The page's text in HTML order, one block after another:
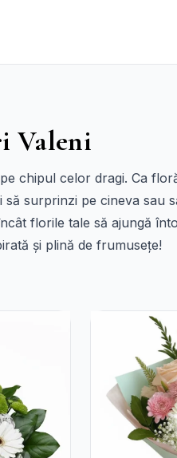
Valeni
chipul celor dragi. Ca
surprinzi pe cineva sau
florile tale să ajungă
și plină de frumusețe!